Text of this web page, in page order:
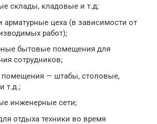
склады, кладовые и т.д;
арматурные цеха (в зависимости от
работ);
бытовые помещения для
сотрудников;
— штабы, столовые,
т.д.;
инженерные сети;
отдыха техники во время